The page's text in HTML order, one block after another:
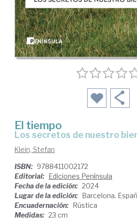
El tiempo
los secretos de nuestro
Klein, Stefan
ISBN: 9788411002172
Editorial: Ediciones Península
Fecha de la edición: 2024
Lugar de la edición: Barcelona.
Encuadernación: Rústica
Medidas: 23 cm